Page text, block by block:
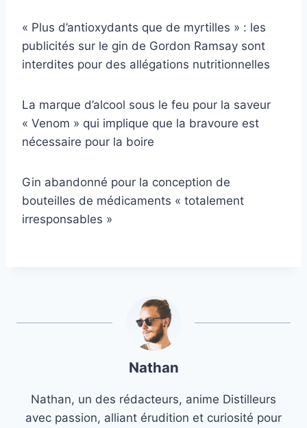
« Plus d’antioxydants que de myrtilles » : les
publicités sur le gin de Gordon Ramsay sont
interdites pour des allégations nutritionnelles
La marque d’alcool sous le feu pour la saveur
« Venom » qui implique que la bravoure est
nécessaire pour la boire
Gin abandonné pour la conception de
bouteilles de médicaments « totalement
irresponsables »
Nathan
Nathan, un des rédacteurs, anime Distilleurs
avec passion, alliant érudition et curiosité pour